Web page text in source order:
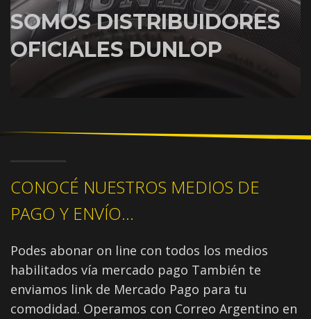
SOMOS DISTRIBUIDORES
OFICIALES DUNLOP
CONOCÉ NUESTROS MEDIOS DE
PAGO Y ENVÍO...
Podes abonar on line con todos los medios
habilitados vía mercado pago También te
enviamos link de Mercado Pago para tu
comodidad. Operamos con Correo Argentino en